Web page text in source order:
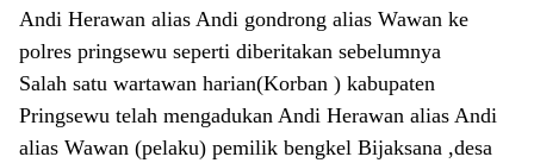
Andi Herawan alias Andi gondrong alias Wawan ke
polres pringsewu seperti diberitakan sebelumnya
Salah satu wartawan harian(Korban ) kabupaten
Pringsewu telah mengadukan Andi Herawan alias Andi
alias Wawan (pelaku) pemilik bengkel Bijaksana ,desa